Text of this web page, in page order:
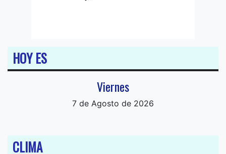
HOY ES
Viernes
7 de Agosto de 2026
CLIMA